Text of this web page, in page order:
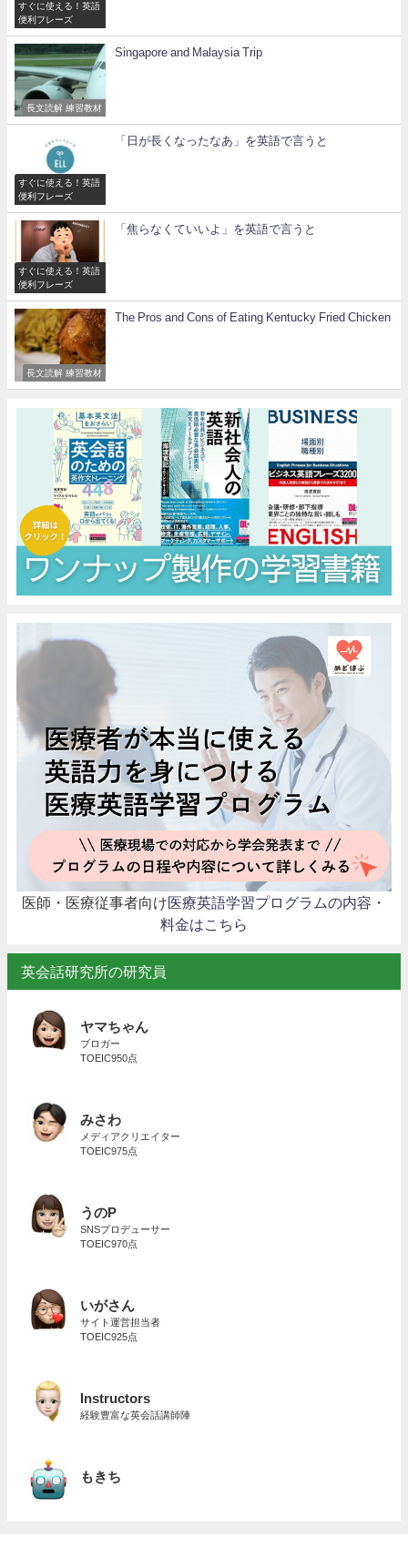
すぐに使える！英語
便利フレーズ
長文読解 練習教材
Singapore and Malaysia Trip
すぐに使える！英語
便利フレーズ
「日が長くなったなあ」を英語で言うと
すぐに使える！英語
便利フレーズ
「焦らなくていいよ」を英語で言うと
長文読解 練習教材
The Pros and Cons of Eating Kentucky Fried Chicken
医師・医療従事者向け医療英語学習プログラムの内容・
料金はこちら
英会話研究所の研究員
ヤマちゃん
ブロガー
TOEIC950点
みさわ
メディアクリエイター
TOEIC975点
うのP
SNSプロデューサー
TOEIC970点
いがさん
サイト運営担当者
TOEIC925点
Instructors
経験豊富な英会話講師陣
もきち